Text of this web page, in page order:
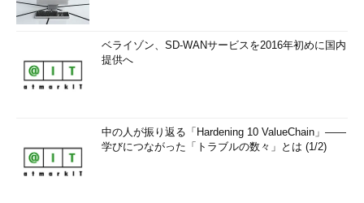
ベライゾン、SD-WANサービスを2016年初めに国内
提供へ
中の人が振り返る「Hardening 10 ValueChain」――
学びにつながった「トラブルの数々」とは (1/2)